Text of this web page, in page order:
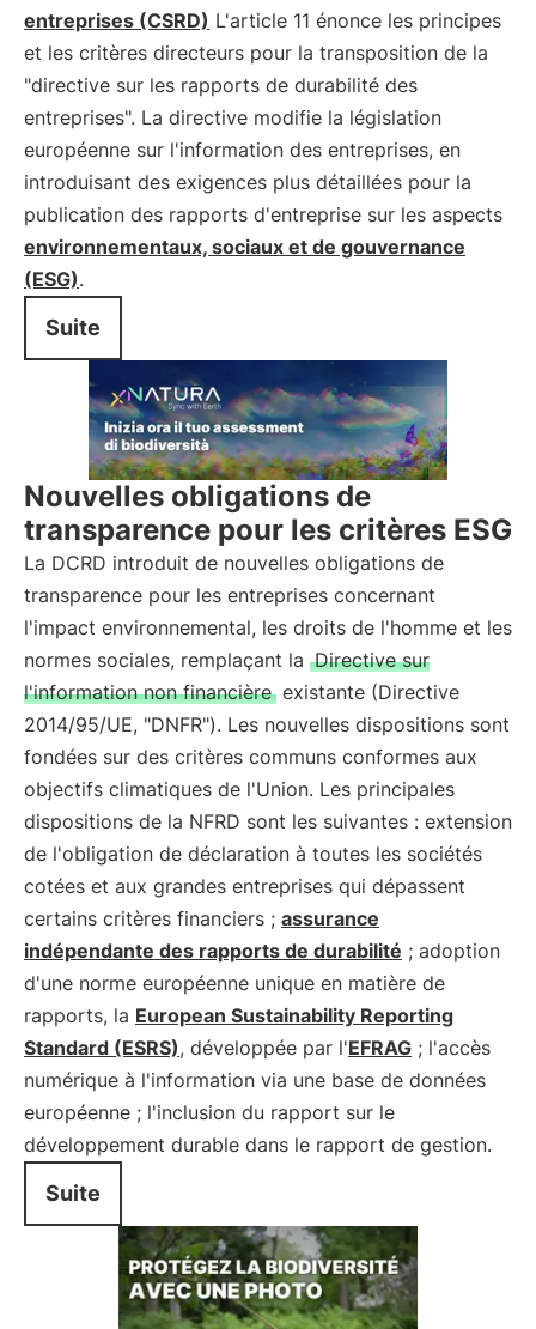
entreprises (CSRD) L'article 11 énonce les principes
et les critères directeurs pour la transposition de la
"directive sur les rapports de durabilité des
entreprises". La directive modifie la législation
européenne sur l'information des entreprises, en
introduisant des exigences plus détaillées pour la
publication des rapports d'entreprise sur les aspects
environnementaux, sociaux et de gouvernance
(ESG).
Suite
Nouvelles obligations de
transparence pour les critères ESG
La DCRD introduit de nouvelles obligations de
transparence pour les entreprises concernant
l'impact environnemental, les droits de l'homme et les
normes sociales, remplaçant la Directive sur
l'information non financière existante (Directive
2014/95/UE, "DNFR"). Les nouvelles dispositions sont
fondées sur des critères communs conformes aux
objectifs climatiques de l'Union. Les principales
dispositions de la NFRD sont les suivantes : extension
de l'obligation de déclaration à toutes les sociétés
cotées et aux grandes entreprises qui dépassent
certains critères financiers ; assurance
indépendante des rapports de durabilité ; adoption
d'une norme européenne unique en matière de
rapports, la European Sustainability Reporting
Standard (ESRS), développée par l'EFRAG ; l'accès
numérique à l'information via une base de données
européenne ; l'inclusion du rapport sur le
développement durable dans le rapport de gestion.
Suite